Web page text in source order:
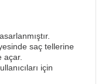
saç tellerine
açar.
için